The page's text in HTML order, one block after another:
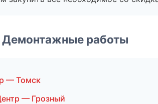
работы
— Томск
— Грозный